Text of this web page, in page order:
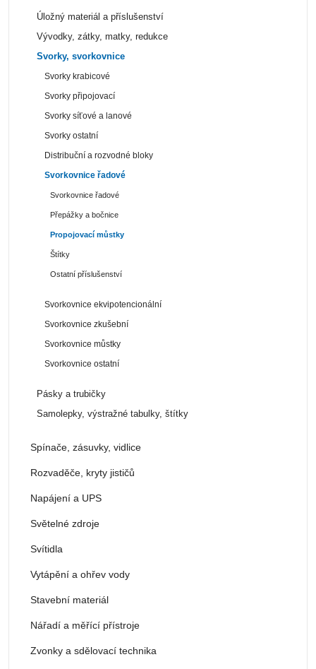
Úložný materiál a příslušenství
Vývodky, zátky, matky, redukce
Svorky, svorkovnice
Svorky krabicové
Svorky připojovací
Svorky síťové a lanové
Svorky ostatní
Distribuční a rozvodné bloky
Svorkovnice řadové
Svorkovnice řadové
Přepážky a bočnice
Propojovací můstky
Štítky
Ostatní příslušenství
Svorkovnice ekvipotencionální
Svorkovnice zkušební
Svorkovnice můstky
Svorkovnice ostatní
Pásky a trubičky
Samolepky, výstražné tabulky, štítky
Spínače, zásuvky, vidlice
Rozvaděče, kryty jističů
Napájení a UPS
Světelné zdroje
Svítidla
Vytápění a ohřev vody
Stavební materiál
Nářadí a měřící přístroje
Zvonky a sdělovací technika